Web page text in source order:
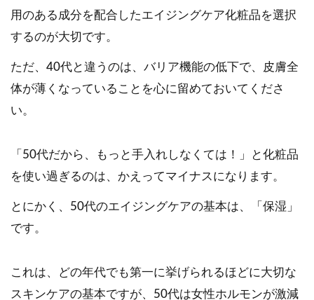
用のある成分を配合したエイジングケア化粧品を選択
するのが大切です。
ただ、40代と違うのは、バリア機能の低下で、皮膚全
体が薄くなっていることを心に留めておいてくださ
い。
「50代だから、もっと手入れしなくては！」と化粧品
を使い過ぎるのは、かえってマイナスになります。
とにかく、50代のエイジングケアの基本は、「保湿」
です。
これは、どの年代でも第一に挙げられるほどに大切な
スキンケアの基本ですが、50代は女性ホルモンが激減